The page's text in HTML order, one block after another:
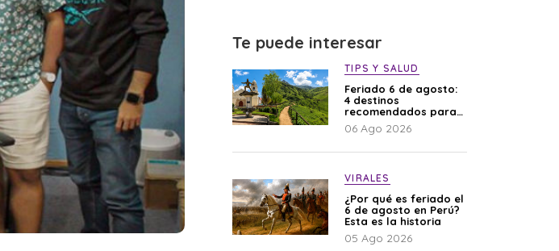
Te puede interesar
TIPS Y SALUD
Feriado 6 de agosto:
4 destinos
recomendados para
disfrutar el descanso
06 Ago 2026
VIRALES
¿Por qué es feriado el
6 de agosto en Perú?
Esta es la historia
05 Ago 2026